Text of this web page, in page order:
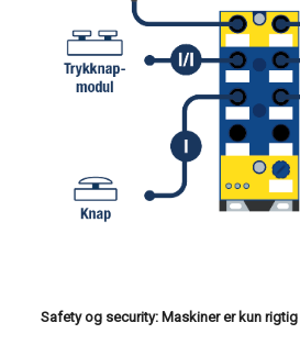
Safety og security: Maskiner er kun